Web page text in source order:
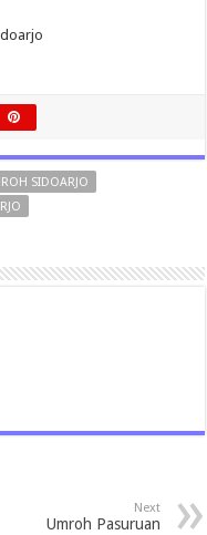
SIDOARJO
Next
Umroh Pasuruan